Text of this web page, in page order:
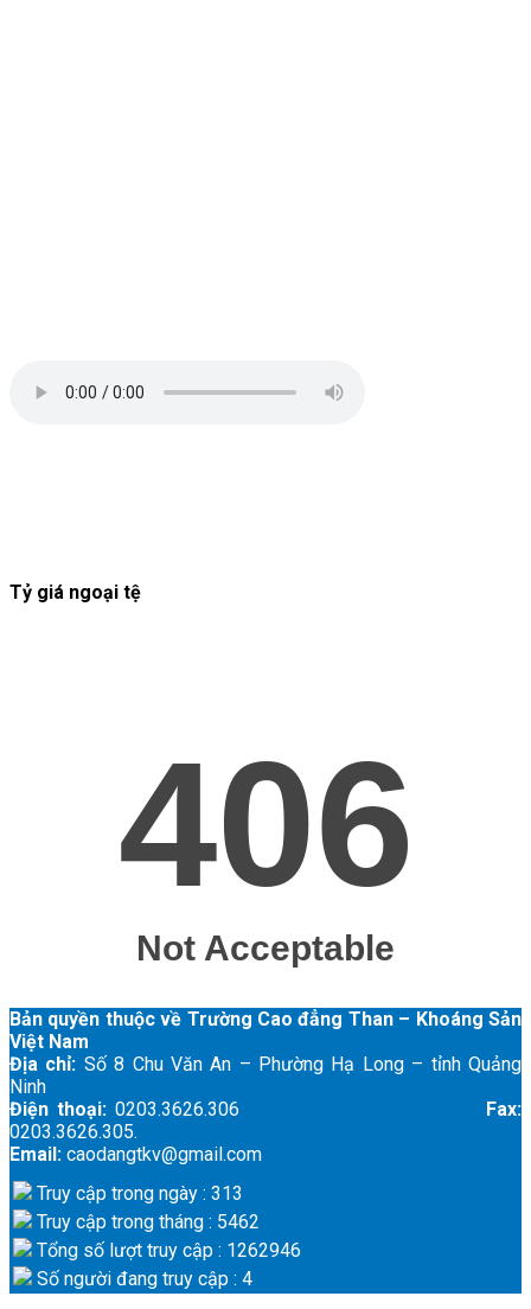
Tỷ giá ngoại tệ
Bản quyền thuộc về Trường Cao đẳng Than – Khoáng Sản
Việt Nam
Địa chỉ: Số 8 Chu Văn An – Phường Hạ Long – tỉnh Quảng
Ninh
Điện thoại: 0203.3626.306 Fax:
0203.3626.305.
Email: caodangtkv@gmail.com
Truy cập trong ngày : 313
Truy cập trong tháng : 5462
Tổng số lượt truy cập : 1262946
Số người đang truy cập : 4